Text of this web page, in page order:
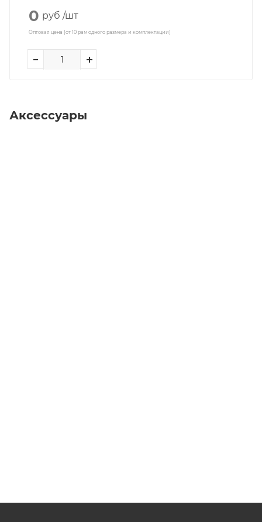
0 руб /шт
Оптовая цена (от 10 рам одного размера и комплектации)
Аксессуары